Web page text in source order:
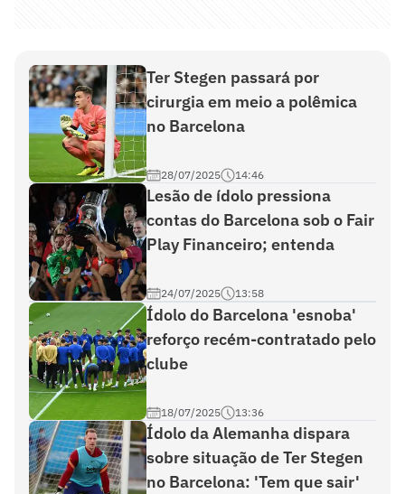
Ter Stegen passará por
cirurgia em meio a polêmica
no Barcelona
28/07/2025 14:46
Lesão de ídolo pressiona
contas do Barcelona sob o Fair
Play Financeiro; entenda
24/07/2025 13:58
Ídolo do Barcelona 'esnoba'
reforço recém-contratado pelo
clube
18/07/2025 13:36
Ídolo da Alemanha dispara
sobre situação de Ter Stegen
no Barcelona: 'Tem que sair'